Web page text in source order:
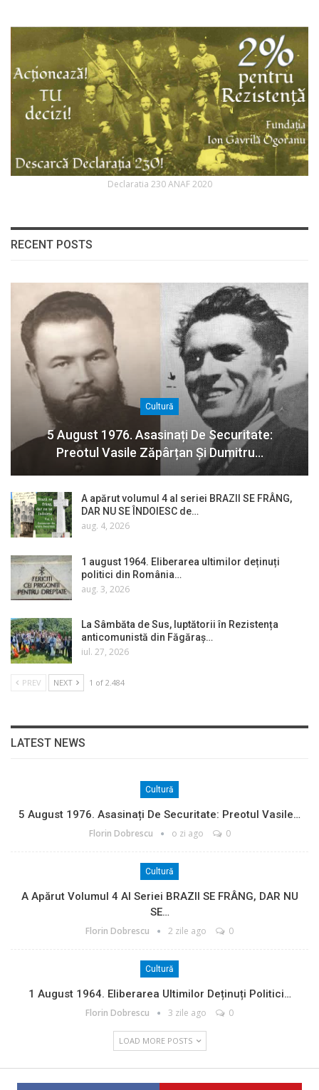
Declaratia 230 ANAF 2020
RECENT POSTS
Cultură
5 August 1976. Asasinați De Securitate:
Preotul Vasile Zăpârțan Și Dumitru…
A apărut volumul 4 al seriei BRAZII SE FRÂNG,
DAR NU SE ÎNDOIESC de…
aug. 4, 2026
1 august 1964. Eliberarea ultimilor deținuți
politici din România…
aug. 3, 2026
La Sâmbăta de Sus, luptătorii în Rezistența
anticomunistă din Făgăraș…
iul. 27, 2026
PREV NEXT 1 of 2.484
LATEST NEWS
Cultură
5 August 1976. Asasinați De Securitate: Preotul Vasile…
Florin Dobrescu o zi ago 0
Cultură
A Apărut Volumul 4 Al Seriei BRAZII SE FRÂNG, DAR NU
SE…
Florin Dobrescu 2 zile ago 0
Cultură
1 August 1964. Eliberarea Ultimilor Deținuți Politici…
Florin Dobrescu 3 zile ago 0
LOAD MORE POSTS